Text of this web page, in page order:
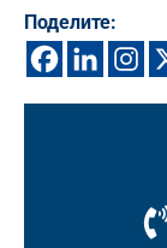
Поделите: